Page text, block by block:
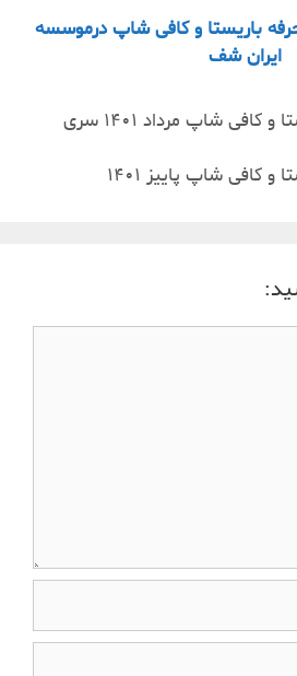
باریستا و کافی شاپ درموسسه
ایران شف
دوره آموزشی باریستا و کافی شاپ مرداد ١۴٠١ سری
کافی شاپ پاییز ١۴٠١